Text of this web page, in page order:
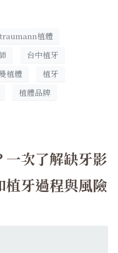
植體
台中植牙
植體
植牙
植體品牌
一次了解缺牙影
植牙過程與風險